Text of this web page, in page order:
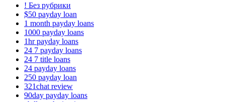
! Без рубрики
$50 payday loan
1 month payday loans
1000 payday loans
1hr payday loans
24 7 payday loans
24 7 title loans
24 payday loans
250 payday loan
321chat review
90day payday loans